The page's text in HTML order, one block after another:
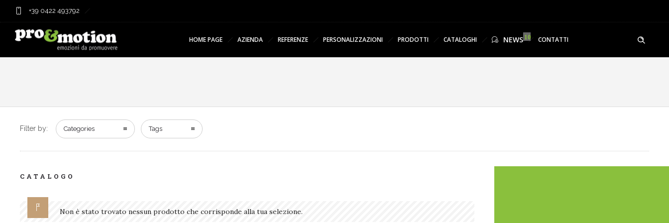
+39 0422 493792
HOME PAGE AZIENDA REFERENZE PERSONALIZZAZIONI PRODOTTI CATALOGHI NEWS CONTATTI
Filter by: Categories Tags
CATALOGO
Non è stato trovato nessun prodotto che corrisponde alla tua selezione.